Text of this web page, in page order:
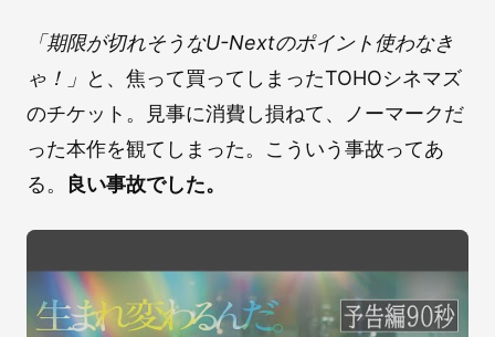
「期限が切れそうなU-Nextのポイント使わなき
ゃ！」 と、焦って買ってしまったTOHOシネマズ
のチケット。見事に消費し損ねて、ノーマークだ
った本作を観てしまった。こういう事故ってあ
る。
良い事故でした。